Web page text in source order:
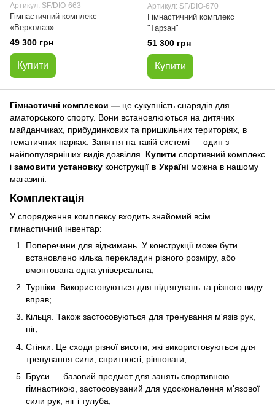
Артикул: SF/DIO-663
Гімнастичний комплекс
«Верхолаз»
49 300 грн
Купити
Артикул: SF/DIO-670
Гімнастичний комплекс
"Тарзан"
51 300 грн
Купити
Гімнастичні комплекси — це сукупність снарядів для
аматорського спорту. Вони встановлюються на дитячих
майданчиках, прибудинкових та пришкільних територіях, в
тематичних парках. Заняття на такій системі — один з
найпопулярніших видів дозвілля. Купити спортивний комплекс
і замовити установку конструкції в Україні можна в нашому
магазині.
Комплектація
У спорядження комплексу входить знайомий всім
гімнастичний інвентар:
Поперечини для віджимань. У конструкції може бути
встановлено кілька перекладин різного розміру, або
вмонтована одна універсальна;
Турніки. Використовуються для підтягувань та різного виду
вправ;
Кільця. Також застосовуються для тренування м'язів рук,
ніг;
Стінки. Це сходи різної висоти, які використовуються для
тренування сили, спритності, рівноваги;
Бруси — базовий предмет для занять спортивною
гімнастикою, застосовуваний для удосконалення м'язової
сили рук, ніг і тулуба;